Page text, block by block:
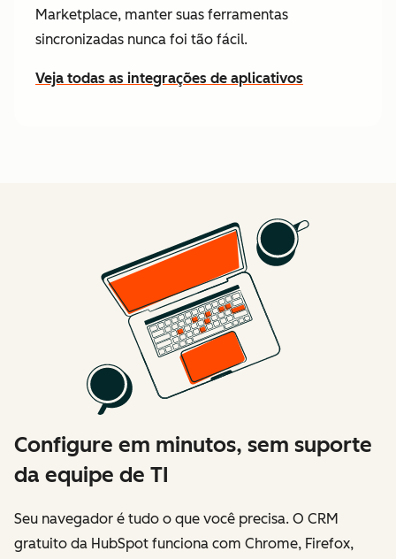
Marketplace, manter suas ferramentas
sincronizadas nunca foi tão fácil.
Veja todas as integrações de aplicativos
Configure em minutos, sem suporte
da equipe de TI
Seu navegador é tudo o que você precisa. O CRM
gratuito da HubSpot funciona com Chrome, Firefox,